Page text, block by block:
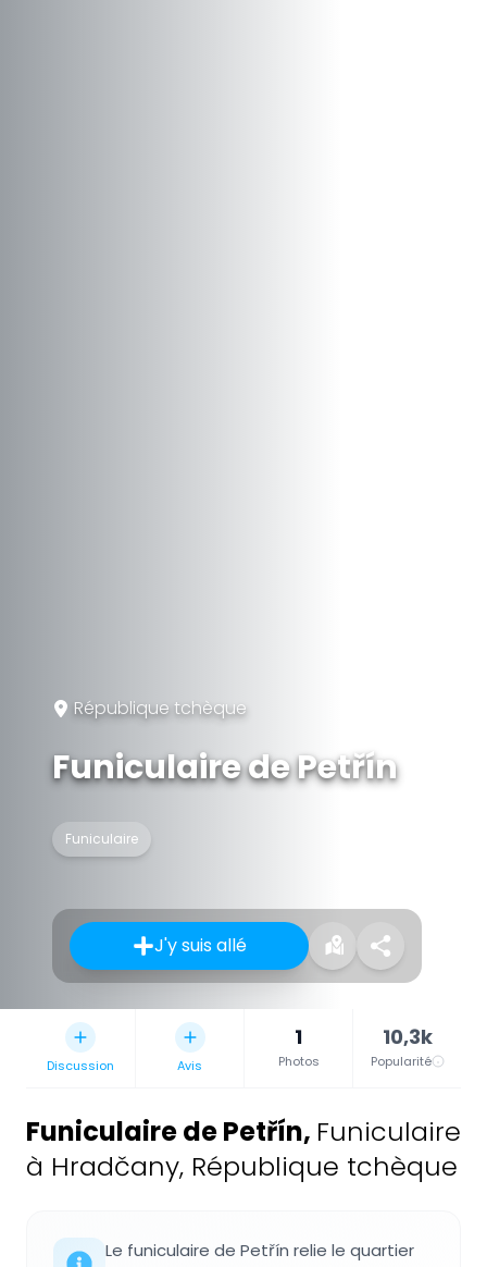
République tchèque
Funiculaire de Petřín
Funiculaire
J'y suis allé
Discussion Avis
1
Photos
10,3k
Popularité
Funiculaire de Petřín, Funiculaire
à Hradčany, République tchèque
Le funiculaire de Petřín relie le quartier